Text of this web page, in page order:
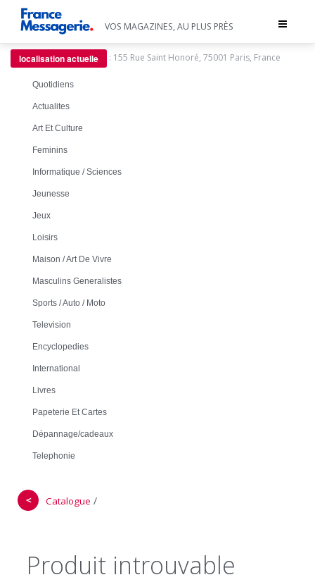
Toggle
VOS MAGAZINES, AU PLUS PRÈS
localisation actuelle : 155 Rue Saint Honoré, 75001 Paris, France
Quotidiens
Actualites
Art Et Culture
Feminins
Informatique / Sciences
Jeunesse
Jeux
Loisirs
Maison / Art De Vivre
Masculins Generalistes
Sports / Auto / Moto
Television
Encyclopedies
International
Livres
Papeterie Et Cartes
Dépannage/cadeaux
Telephonie
＜ Catalogue /
Produit introuvable